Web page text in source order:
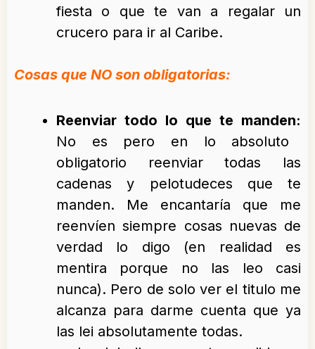
fiesta o que te van a regalar un
crucero para ir al Caribe.
Cosas que NO son obligatorias:
Reenviar todo lo que te manden:
No es pero en lo absoluto
obligatorio reenviar todas las
cadenas y pelotudeces que te
manden. Me encantaría que me
reenvíen siempre cosas nuevas de
verdad lo digo (en realidad es
mentira porque no las leo casi
nunca). Pero de solo ver el titulo me
alcanza para darme cuenta que ya
las lei absolutamente todas.